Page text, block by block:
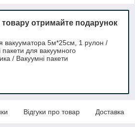
товару отримайте подарунок
вакууматора 5м*25см, 1 рулон /
пакети для вакуумного
/ Вакуумні пакети
Відгуки про товар Доставка